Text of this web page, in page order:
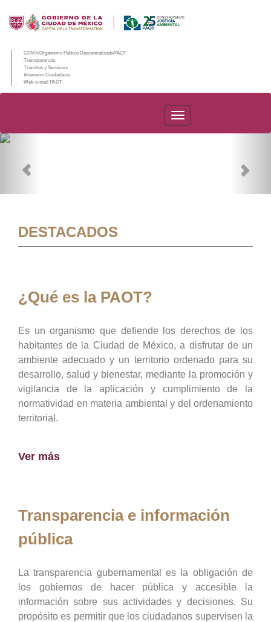
CDMX/Organismo Público Descentralizado/PAOT
Transparencia
Trámites y Servicios
Atención Ciudadana
Web e-mail PAOT
PAOT
DESTACADOS
¿Qué es la PAOT?
Es un organismo que defiende los derechos de los
habitantes de la Ciudad de México, a disfrutar de un
ambiente adecuado y un territorio ordenado para su
desarrollo, salud y bienestar, mediante la promoción y
vigilancia de la aplicación y cumplimiento de la
normatividad en materia ambiental y del ordenamiento
territorial.
Ver más
Transparencia e información
pública
La transparencia gubernamental es la obligación de
los gobiernos de hacer pública y accesible la
información sobre sus actividades y decisiones. Su
propósito es permitir que los ciudadanos supervisen la